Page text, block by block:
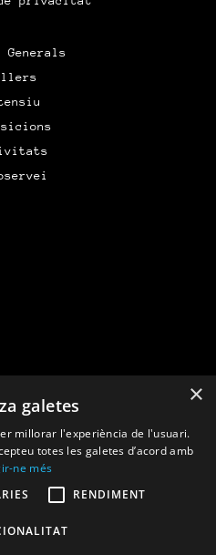
Generals
Unión Europea –
×
galetes
millorar l'experiència de l'usuari.
totes les galetes d’acord amb
ne més
RENDIMENT